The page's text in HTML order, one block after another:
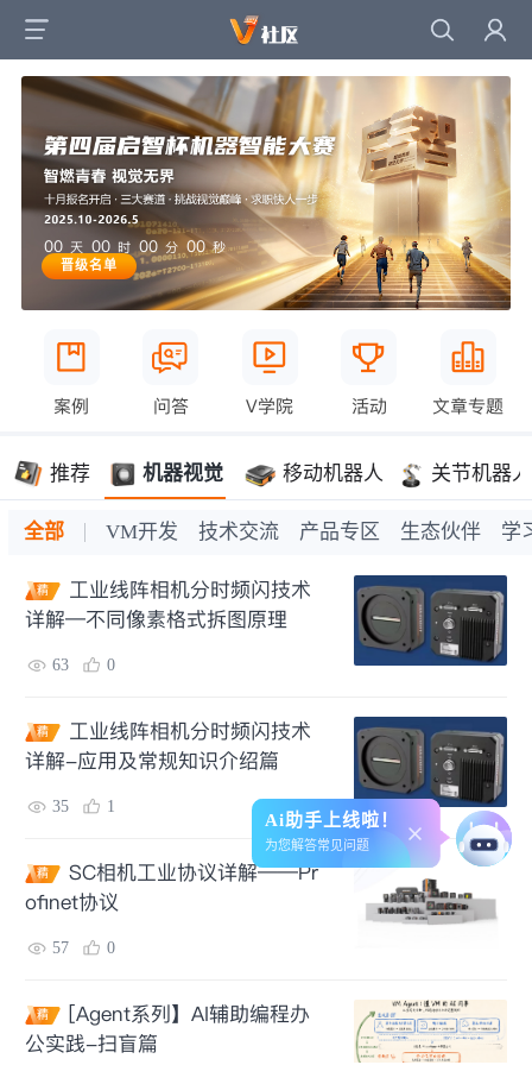
Ai助手上线啦！
为您解答常见问题
晋级名单
00 天 00 时 00 分 00 秒
案例 问答 V学院 活动 文章专题
推荐 机器视觉 移动机器人 关节机器人
全部 VM开发 技术交流 产品专区 生态伙伴 学
精
工业线阵相机分时频闪技术
详解—不同像素格式拆图原理
63 0
精
工业线阵相机分时频闪技术
详解-应用及常规知识介绍篇
35 1
精
SC相机工业协议详解——Pr
ofinet协议
57 0
精
[Agent系列】AI辅助编程办
公实践-扫盲篇